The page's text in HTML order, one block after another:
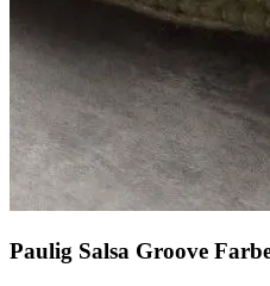
Paulig Salsa Groove